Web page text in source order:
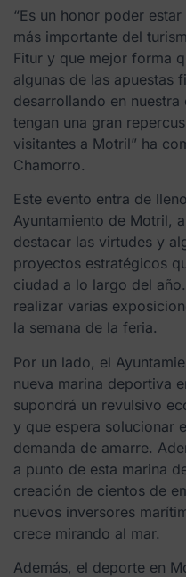
“Es un honor poder
más importante del
Fitur y que mejor forma
algunas de las apuestas
desarrollando en
tengan una gran
visitantes a Motril” ha
Chamorro.
Este evento entra de
Ayuntamiento de Motril,
destacar las virtudes y
proyectos estratégicos
ciudad a lo largo del
realizar varias
la semana de la feria.
Por un lado, el
nueva marina deportiva
supondrá un revulsivo
y que espera solucionar
demanda de amarre.
a punto de esta marina
creación de cientos de
nuevos inversores
crece mirando al mar.
Además, el deporte en